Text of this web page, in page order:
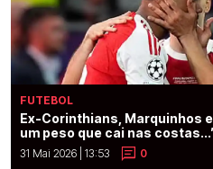
FUTEBOL
Ex-Corinthians, Marquinhos
um peso que cai nas
31 Mai 2026 | 13:53 0